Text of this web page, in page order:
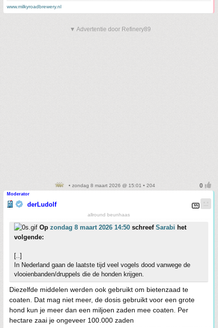
www.milkyroadbrewery.nl
▼ Advertentie door Refinery89
• zondag 8 maart 2026 @ 15:01 • 204
Moderator
derLudolf
allround beunhaas
Op zondag 8 maart 2026 14:50 schreef Sarabi het
volgende:
[..]
In Nederland gaan de laatste tijd veel vogels dood vanwege de
vlooienbanden/druppels die de honden krijgen.
Diezelfde middelen werden ook gebruikt om bietenzaad te
coaten. Dat mag niet meer, de dosis gebruikt voor een grote
hond kun je meer dan een miljoen zaden mee coaten. Per
hectare zaai je ongeveer 100.000 zaden